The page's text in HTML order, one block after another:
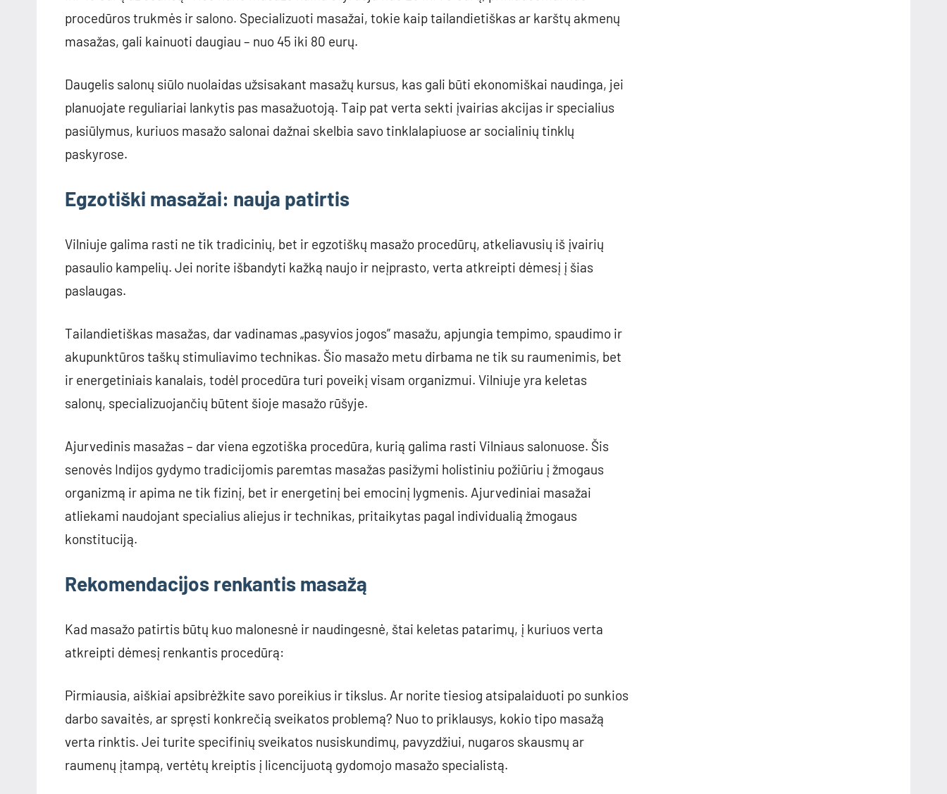
procedūros trukmės ir salono. Specializuoti masažai, tokie kaip tailandietiškas ar karštų akmenų
masažas, gali kainuoti daugiau – nuo 45 iki 80 eurų.
Daugelis salonų siūlo nuolaidas užsisakant masažų kursus, kas gali būti ekonomiškai naudinga, jei
planuojate reguliariai lankytis pas masažuotoją. Taip pat verta sekti įvairias akcijas ir specialius
pasiūlymus, kuriuos masažo salonai dažnai skelbia savo tinklalapiuose ar socialinių tinklų
paskyrose.
Egzotiški masažai: nauja patirtis
Vilniuje galima rasti ne tik tradicinių, bet ir egzotiškų masažo procedūrų, atkeliavusių iš įvairių
pasaulio kampelių. Jei norite išbandyti kažką naujo ir neįprasto, verta atkreipti dėmesį į šias
paslaugas.
Tailandietiškas masažas, dar vadinamas „pasyvios jogos” masažu, apjungia tempimo, spaudimo ir
akupunktūros taškų stimuliavimo technikas. Šio masažo metu dirbama ne tik su raumenimis, bet
ir energetiniais kanalais, todėl procedūra turi poveikį visam organizmui. Vilniuje yra keletas
salonų, specializuojančių būtent šioje masažo rūšyje.
Ajurvedinis masažas – dar viena egzotiška procedūra, kurią galima rasti Vilniaus salonuose. Šis
senovės Indijos gydymo tradicijomis paremtas masažas pasižymi holistiniu požiūriu į žmogaus
organizmą ir apima ne tik fizinį, bet ir energetinį bei emocinį lygmenis. Ajurvediniai masažai
atliekami naudojant specialius aliejus ir technikas, pritaikytas pagal individualią žmogaus
konstituciją.
Rekomendacijos renkantis masažą
Kad masažo patirtis būtų kuo malonesnė ir naudingesnė, štai keletas patarimų, į kuriuos verta
atkreipti dėmesį renkantis procedūrą:
Pirmiausia, aiškiai apsibrėžkite savo poreikius ir tikslus. Ar norite tiesiog atsipalaiduoti po sunkios
darbo savaitės, ar spręsti konkrečią sveikatos problemą? Nuo to priklausys, kokio tipo masažą
verta rinktis. Jei turite specifinių sveikatos nusiskundimų, pavyzdžiui, nugaros skausmų ar
raumenų įtampą, vertėtų kreiptis į licencijuotą gydomojo masažo specialistą.